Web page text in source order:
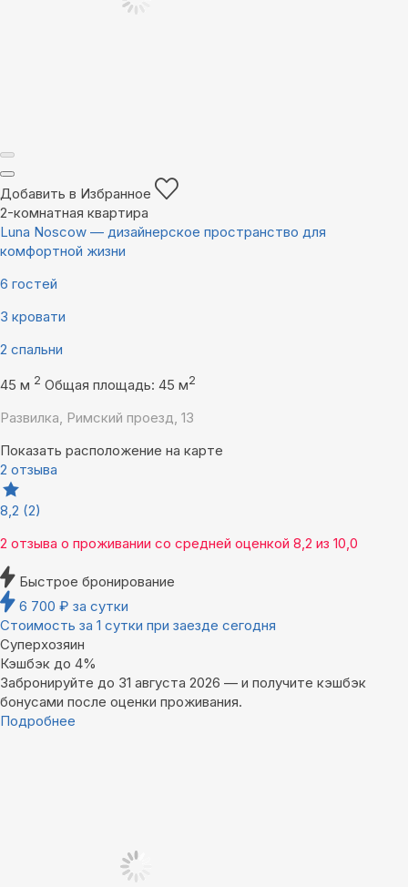
Добавить в Избранное
2-комнатная квартира
Luna Noscow — дизайнерское пространство для
комфортной жизни
6 гостей
3 кровати
2 спальни
45 м 2 Общая площадь: 45 м2
Развилка, Римский проезд, 13
Показать расположение на карте
2 отзыва
8,2 (2)
2 отзыва о проживании со средней оценкой 8,2 из 10,0
Быстрое бронирование
6 700 ₽ за сутки
Стоимость за 1 сутки при заезде сегодня
Суперхозяин
Кэшбэк до 4%
Забронируйте до 31 августа 2026 — и получите кэшбэк
бонусами после оценки проживания.
Подробнее